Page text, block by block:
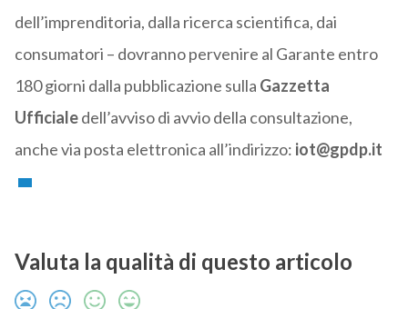
dell’imprenditoria, dalla ricerca scientifica, dai
consumatori – dovranno pervenire al Garante entro
180 giorni dalla pubblicazione sulla Gazzetta
Ufficialedell’avviso di avvio della consultazione,
anche via posta elettronica all’indirizzo: iot@gpdp.it
Valuta la qualità di questo articolo